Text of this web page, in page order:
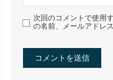
次回のコメントで使用
の名前、メールアドレ